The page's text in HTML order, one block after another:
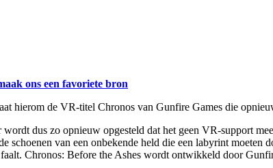
ons een favoriete bron
hierom de VR-titel Chronos van Gunfire Games die
dus zo opnieuw opgesteld dat het geen VR-support
schoenen van een onbekende held die een labyrint
Chronos: Before the Ashes wordt ontwikkeld door